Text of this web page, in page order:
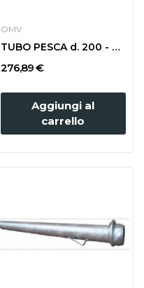
OMV
TUBO PESCA d. 200 - m 2 CON SFERA
276,89 €
Aggiungi al
carrello